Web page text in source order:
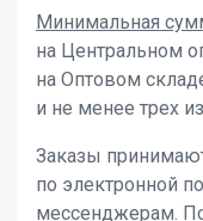
Минимальная
на Центральном
на Оптовом
и не менее трех
Заказы
по электронной
мессенджерам.